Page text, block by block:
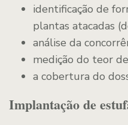
identificação de
plantas atacadas
análise da
medição do teor
a cobertura do
Implantação de